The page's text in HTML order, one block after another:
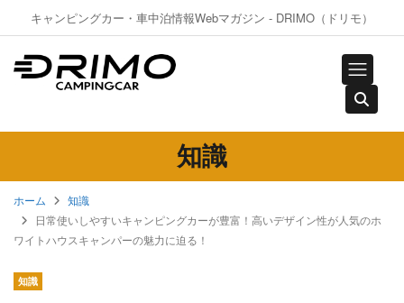
キャンピングカー・車中泊情報Webマガジン - DRIMO（ドリモ）
知識
ホーム
知識
日常使いしやすいキャンピングカーが豊富！高いデザイン性が人気のホ
ワイトハウスキャンパーの魅力に迫る！
知識